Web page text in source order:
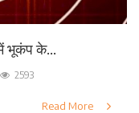
भूकंप के...
2593
Read More